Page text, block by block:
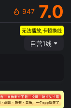
947 7.0
无法播放,卡顿换线
自营1线